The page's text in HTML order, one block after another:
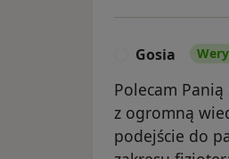
Gosia
Polecam Panią
z ogromną
podejście do